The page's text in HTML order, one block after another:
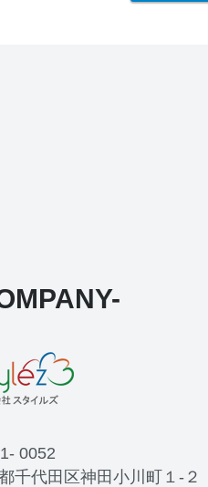
0052
千代田区神田小川町１-２